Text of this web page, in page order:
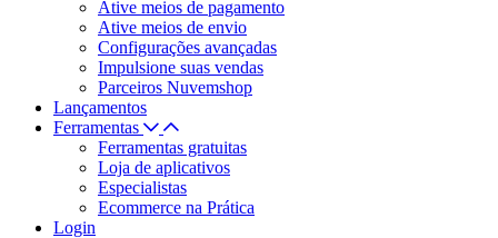
Ative meios de pagamento
Ative meios de envio
Configurações avançadas
Impulsione suas vendas
Parceiros Nuvemshop
Lançamentos
Ferramentas
Ferramentas gratuitas
Loja de aplicativos
Especialistas
Ecommerce na Prática
Login